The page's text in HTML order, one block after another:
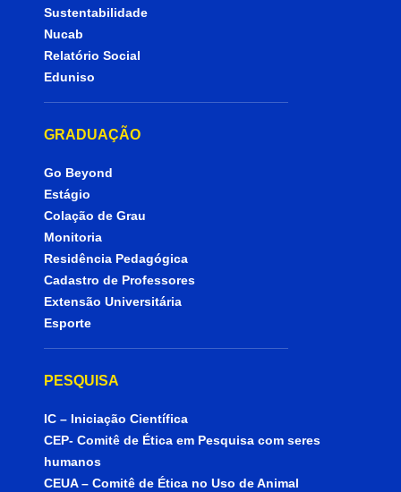
Sustentabilidade
Nucab
Relatório Social
Eduniso
GRADUAÇÃO
Go Beyond
Estágio
Colação de Grau
Monitoria
Residência Pedagógica
Cadastro de Professores
Extensão Universitária
Esporte
PESQUISA
IC – Iniciação Científica
CEP- Comitê de Ética em Pesquisa com seres
humanos
CEUA – Comitê de Ética no Uso de Animal